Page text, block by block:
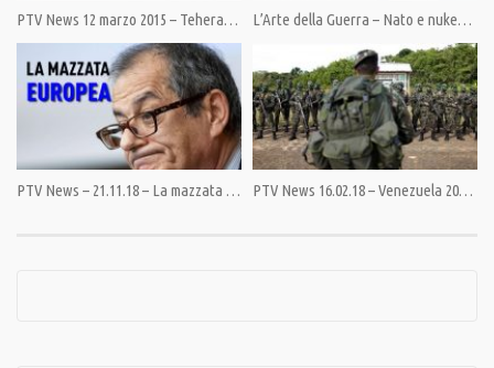
Sostieni Pandora TV con un abbonamento mensile
Da ora puoi scegliere la tua informazione.
Indicazioni al link https://pandoratv.it/sostienici/
Sottoscrivi l’abbonamento a Pandora TV. Ora puoi decidere non solo se
esisteremo, ma anche quanto tempo resisteremo nella lotta per una
informazione libera.
PTV News 12 marzo 2015 – Teheran dopo Kiev. La destra USA all’attacco L’Arte della Guerra – Nato e nukes non sono temi elettorali
PTV News – 21.11.18 – La mazzata europea PTV News 16.02.18 – Venezuela 2018 dopo Grenada 1983 e Panama 1990?